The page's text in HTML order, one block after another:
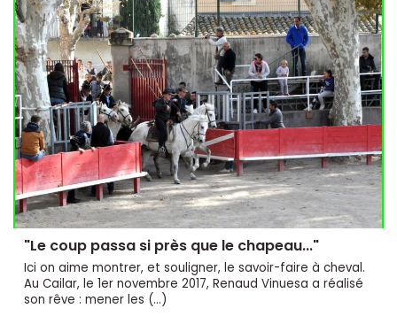
"Le coup passa si près que le chapeau..."
Ici on aime montrer, et souligner, le savoir-faire à cheval.
Au Cailar, le 1er novembre 2017, Renaud Vinuesa a réalisé
son rêve : mener les (…)